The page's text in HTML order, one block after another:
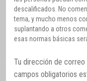
descalificados. No
tema, y mucho menos
suplantando a otros
esas normas básicas
Tu dirección de
campos obligatorios